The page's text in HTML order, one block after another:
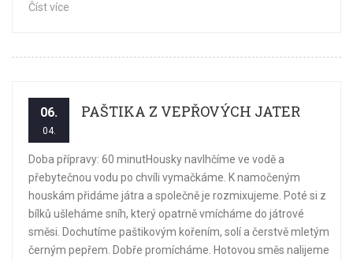
Číst více
06.
04.
PAŠTIKA Z VEPŘOVÝCH JATER
Doba přípravy: 60 minutHousky navlhčíme ve vodě a
přebytečnou vodu po chvíli vymačkáme. K namočeným
houskám přidáme játra a společně je rozmixujeme. Poté si z
bílků ušleháme sníh, který opatrně vmícháme do játrové
směsi. Dochutíme paštikovým kořením, solí a čerstvě mletým
černým pepřem. Dobře promícháme. Hotovou směs nalijeme